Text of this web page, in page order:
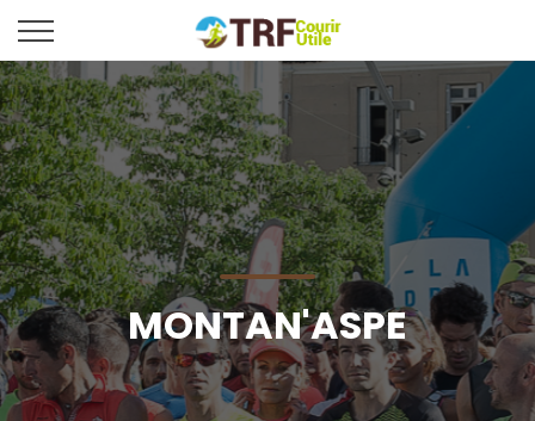
MONTAN'ASPE